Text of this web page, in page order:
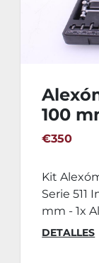
100
€350
Kit
Serie 511
mm - 1x
DETALLES